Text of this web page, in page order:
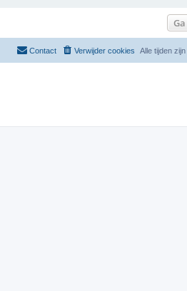
Alle tijden zijn
Verwijder cookies
Contact